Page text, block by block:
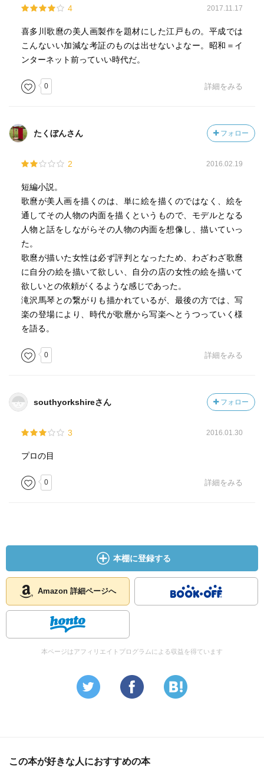
4 2017.11.17
喜多川歌麿の美人画製作を題材にした江戸もの。平成では
こんないい加減な考証のものは出せないよなー。昭和＝イ
ンターネット前っていい時代だ。
0 詳細をみる
たくぼんさん フォロー
2 2016.02.19
短編小説。
歌麿が美人画を描くのは、単に絵を描くのではなく、絵を
通してその人物の内面を描くというもので、モデルとなる
人物と話をしながらその人物の内面を想像し、描いていっ
た。
歌麿が描いた女性は必ず評判となったため、わざわざ歌麿
に自分の絵を描いて欲しい、自分の店の女性の絵を描いて
欲しいとの依頼がくるような感じであった。
滝沢馬琴との繋がりも描かれているが、最後の方では、写
楽の登場により、時代が歌麿から写楽へとうつっていく様
を語る。
0 詳細をみる
southyorkshireさん フォロー
3 2016.01.30
プロの目
0 詳細をみる
本棚に登録する
Amazon 詳細ページへ
本ページはアフィリエイトプログラムによる収益を得ています
この本が好きな人におすすめの本